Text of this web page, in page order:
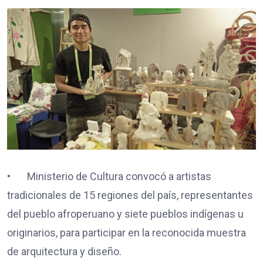
• Ministerio de Cultura convocó a artistas
tradicionales de 15 regiones del país, representantes
del pueblo afroperuano y siete pueblos indígenas u
originarios, para participar en la reconocida muestra
de arquitectura y diseño.